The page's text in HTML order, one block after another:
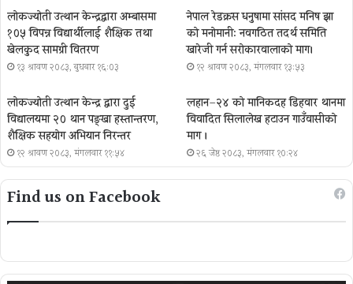
लोकज्योती उत्थान केन्द्रद्वारा अम्बासमा
१०५ विपन्न विद्यार्थीलाई शैक्षिक तथा
खेलकुद सामग्री वितरण
१३ श्रावण २०८३, बुधबार १६:०३
नेपाल रेडक्रस धनुषामा सांसद मनिष झा
को मनोमानी: नवगठित तदर्थ समिति
खारेजी गर्न सरोकारवालाको माग।
१२ श्रावण २०८३, मंगलवार १३:५३
लोकज्योती उत्थान केन्द्र द्वारा दुई
विद्यालयमा २० थान पङ्खा हस्तान्तरण,
शैक्षिक सहयोग अभियान निरन्तर
१२ श्रावण २०८३, मंगलवार ११:५४
लहान–२४ को मानिकदह डिहवार थानमा
विवादित सिलालेख हटाउन गाउँवासीको
माग ।
२६ जेष्ठ २०८३, मंगलवार १०:२४
Find us on Facebook